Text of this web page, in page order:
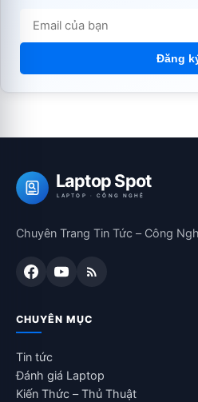
Đăng
Laptop Spot
LAPTOP · CÔNG NGHỆ
Chuyên Trang Tin Tức – Công
CHUYÊN MỤC
Tin tức
Đánh giá Laptop
Kiến Thức – Thủ Thuật